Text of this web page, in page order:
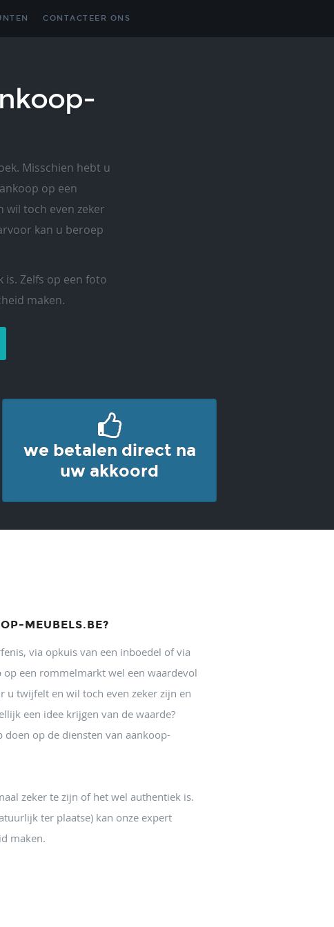
CONTACTEER ONS
Misschien hebt u
op een
wil toch even zeker
kan u beroep
is. Zelfs op een foto
maken.
we betalen direct na
uw akkoord
MEUBELS.BE?
via opkuis van een inboedel of via
op een rommelmarkt wel een waardevol
u twijfelt en wil toch even zeker zijn en
een idee krijgen van de waarde?
doen op de diensten van aankoop-
zeker te zijn of het wel authentiek is.
ter plaatse) kan onze expert
maken.